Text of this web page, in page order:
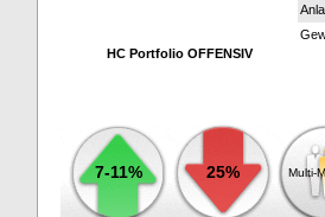
HC Portfolio OFFENSIV
7-11% 25% Multi-